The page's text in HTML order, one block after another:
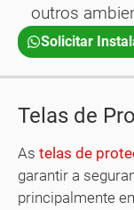
outros
Solicitar
Telas de
As telas de
garantir a
principalmente